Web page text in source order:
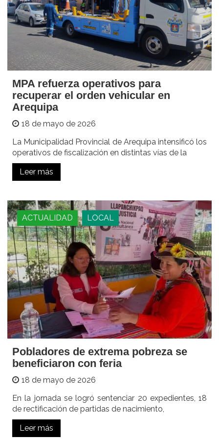
MPA refuerza operativos para
recuperar el orden vehicular en
Arequipa
18 de mayo de 2026
La Municipalidad Provincial de Arequipa intensificó los
operativos de fiscalización en distintas vías de la
Leer más
ACTUALIDAD LOCAL
Pobladores de extrema pobreza se
beneficiaron con feria
18 de mayo de 2026
En la jornada se logró sentenciar 20 expedientes, 18
de rectificación de partidas de nacimiento,
Leer más